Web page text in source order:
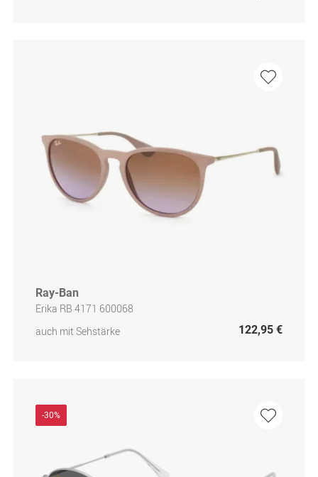
Ray-Ban
Erika RB 4171 600068
auch mit Sehstärke
122,95 €
-30%